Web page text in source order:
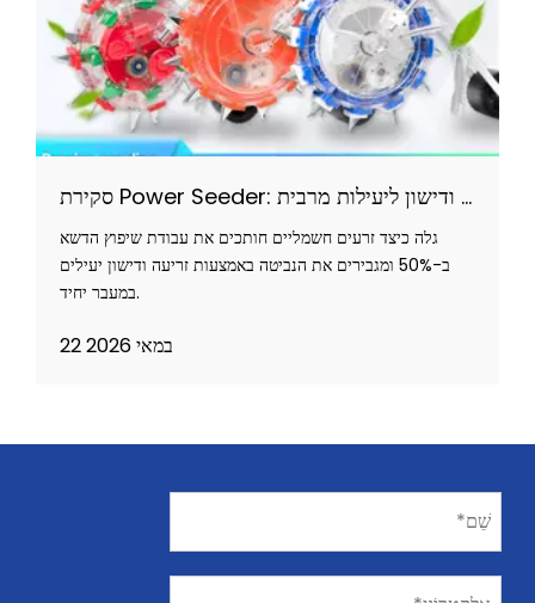
סקירת Power Seeder: שילוב זריעה ודישון ליעילות מרבית
גלה כיצד זרעים חשמליים חותכים את עבודת שיפוץ הדשא
ב-50% ומגבירים את הנביטה באמצעות זריעה ודישון יעילים
במעבר יחיד.
22 במאי 2026